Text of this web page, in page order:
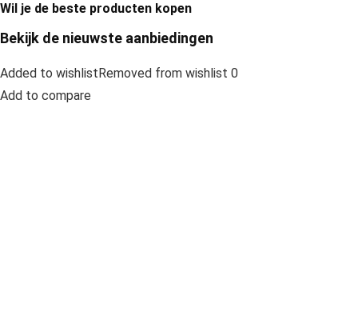
Wil je de beste producten kopen
Bekijk de nieuwste aanbiedingen
Added to wishlistRemoved from wishlist 0
Add to compare